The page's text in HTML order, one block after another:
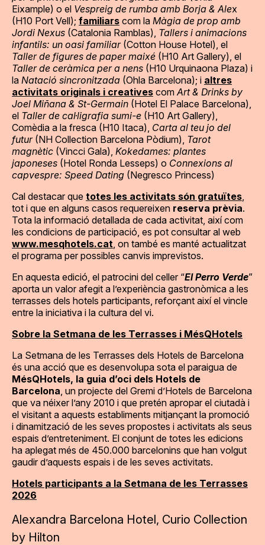
Eixample) o el Vespreig de rumba amb Borja & Alex
(H10 Port Vell); familiars com la Màgia de prop amb
Jordi Nexus (Catalonia Ramblas), Tallers i animacions
infantils: un oasi familiar (Cotton House Hotel), el
Taller de figures de paper maixé (H10 Art Gallery), el
Taller de ceràmica per a nens (H10 Urquinaona Plaza) i
la Natació sincronitzada (Ohla Barcelona); i altres
activitats originals i creatives comArt & Drinks by
Joel Miñana & St-Germain (Hotel El Palace Barcelona),
el Taller de cal·ligrafia sumi-e (H10 Art Gallery),
Comèdia a la fresca (H10 Itaca), Carta al teu jo del
futur(NH Collection Barcelona Pòdium), Tarot
magnètic (Vincci Gala), Kokedames: plantes
japoneses (Hotel Ronda Lesseps) o Connexions al
capvespre: Speed Dating (Negresco Princess)
Cal destacar que totes les activitats són gratuïtes,
tot i que en alguns casos requereixen reserva prèvia.
Tota la informació detallada de cada activitat, així com
les condicions de participació, es pot consultar al web
www.mesqhotels.cat, on també es manté actualitzat
el programa per possibles canvis imprevistos.
En aquesta edició, el patrocini del celler “El Perro Verde”
aporta un valor afegit a l’experiència gastronòmica a les
terrasses dels hotels participants, reforçant així el vincle
entre la iniciativa i la cultura del vi.
Sobre la Setmana de les Terrasses i MésQHotels
La Setmana de les Terrasses dels Hotels de Barcelona
és una acció que es desenvolupa sota el paraigua de
MésQHotels, la guia d’oci dels Hotels de
Barcelona, un projecte del Gremi d’Hotels de Barcelona
que va néixer l’any 2010 i que pretén apropar el ciutadà i
el visitant a aquests establiments mitjançant la promoció
i dinamització de les seves propostes i activitats als seus
espais d’entreteniment. El conjunt de totes les edicions
ha aplegat més de 450.000 barcelonins que han volgut
gaudir d’aquests espais i de les seves activitats.
Hotels participants a la Setmana de les Terrasses
2026
Alexandra Barcelona Hotel, Curio Collection
by Hilton